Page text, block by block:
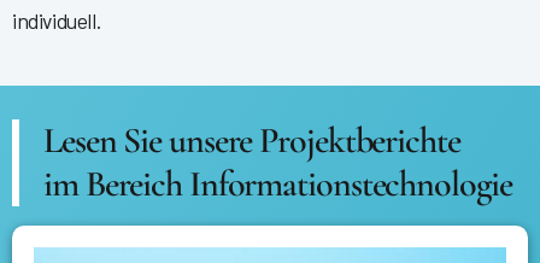
individuell.
Lesen Sie unsere Projektberichte
im Bereich Informationstechnologie